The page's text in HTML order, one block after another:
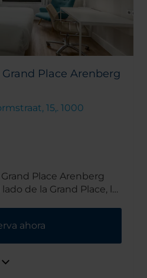
Place Arenberg
15,. 1000
Place Arenberg
de la Grand Place, la
si viajas por
ahora